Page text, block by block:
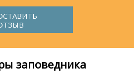
заповедника